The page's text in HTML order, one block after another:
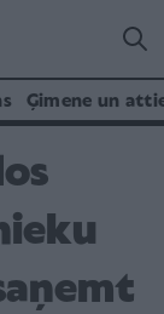
Ģimene un